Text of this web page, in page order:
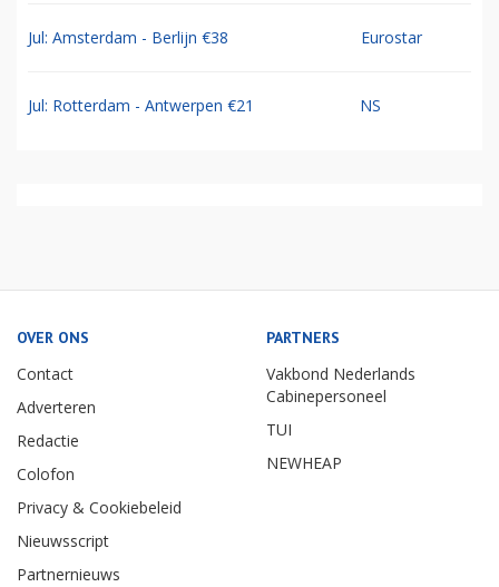
Jul: Amsterdam - Berlijn €38 Eurostar
Jul: Rotterdam - Antwerpen €21 NS
OVER ONS
Contact
Adverteren
Redactie
Colofon
Privacy & Cookiebeleid
Nieuwsscript
Partnernieuws
PARTNERS
Vakbond Nederlands
Cabinepersoneel
TUI
NEWHEAP